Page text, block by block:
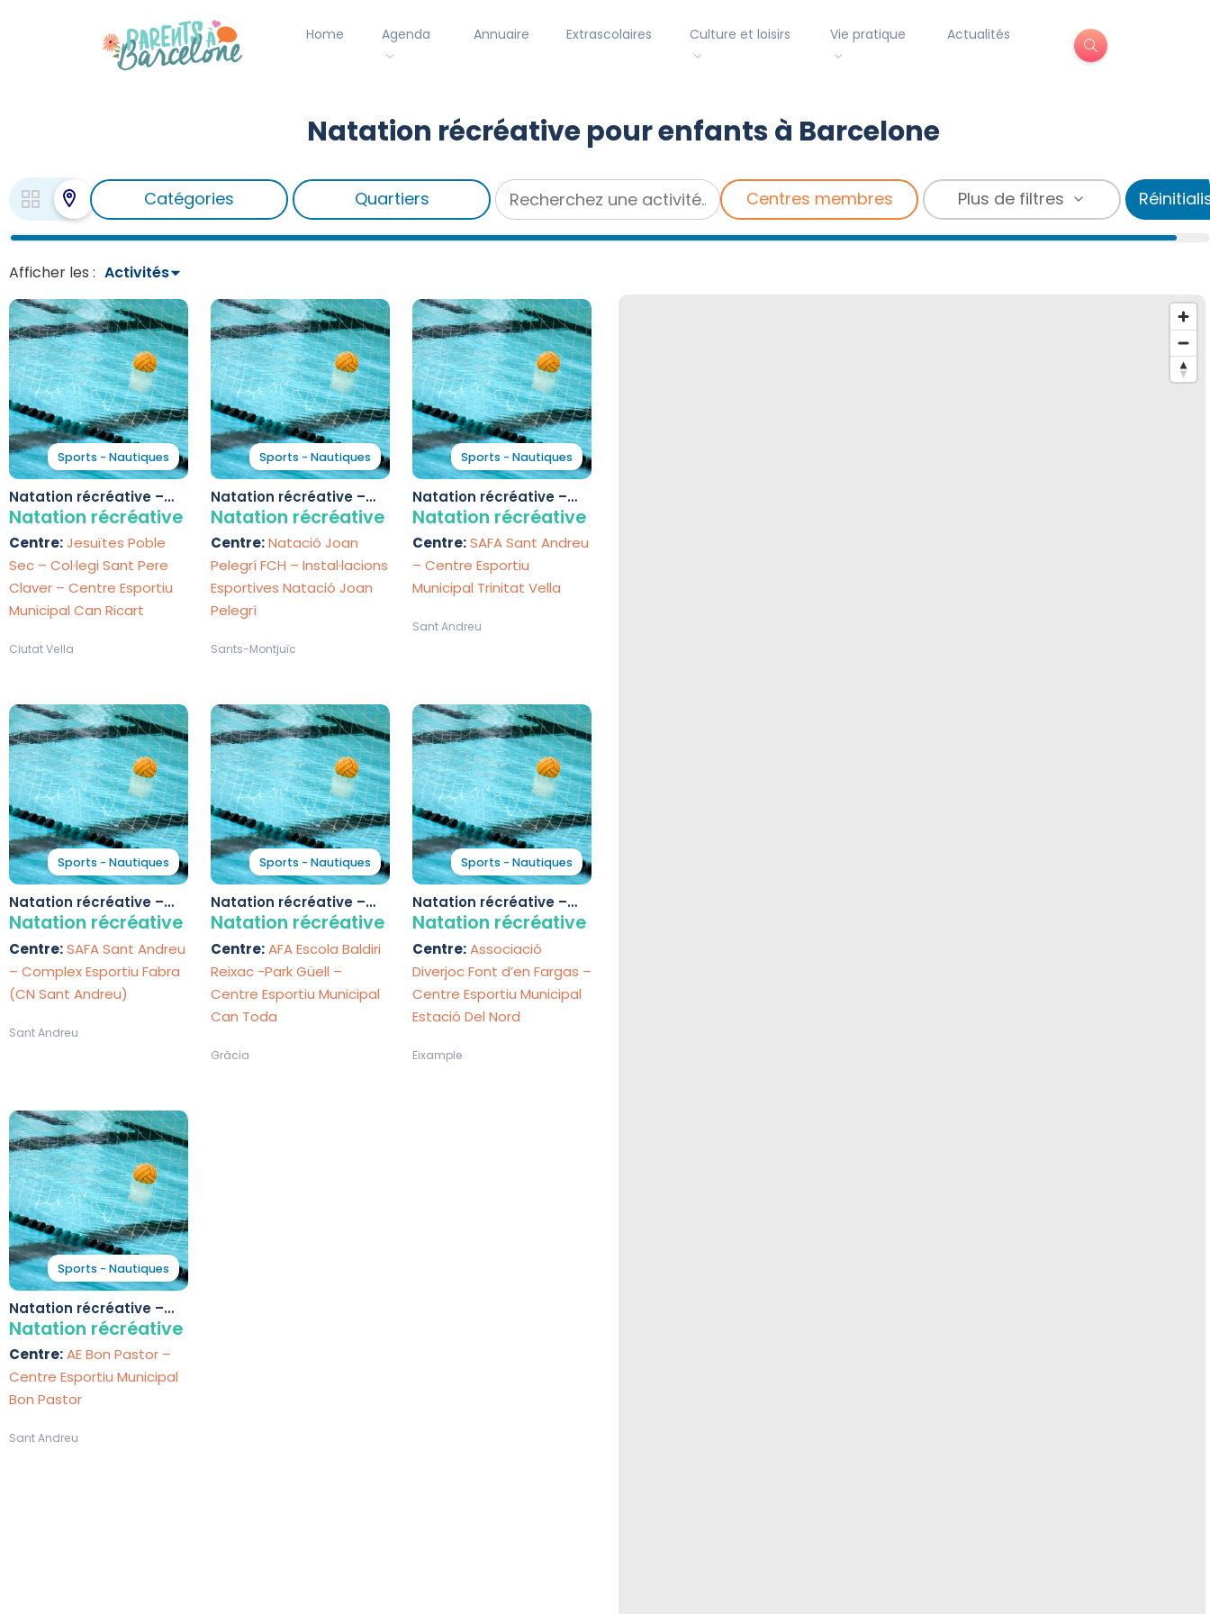
Home Agenda Annuaire Extrascolaires Culture et loisirs Vie pratique Actualités
Natation récréative pour enfants à Barcelone
Catégories Quartiers Centres membres Plus de filtres
Afficher les :
Sports - Nautiques
Natation récréative –
Centre Esportiu
Natation récréative
Centre:Jesuïtes Poble
Sec – Col·legi Sant Pere
Claver – Centre Esportiu
Municipal Can Ricart
Ciutat Vella
Sports - Nautiques
Natation récréative –
Instal·lacions Esportives
Natation récréative
Centre:Natació Joan
Pelegrí FCH – Instal·lacions
Esportives Natació Joan
Pelegrí
Sants-Montjuïc
Sports - Nautiques
Natation récréative –
Centre Esportiu
Natation récréative
Centre:SAFA Sant Andreu
– Centre Esportiu
Municipal Trinitat Vella
Sant Andreu
Sports - Nautiques
Natation récréative –
Complex Esportiu Fabra
Natation récréative
Centre:SAFA Sant Andreu
– Complex Esportiu Fabra
(CN Sant Andreu)
Sant Andreu
Sports - Nautiques
Natation récréative –
Centre Esportiu
Natation récréative
Centre:AFA Escola Baldiri
Reixac -Park Güell –
Centre Esportiu Municipal
Can Toda
Gràcia
Sports - Nautiques
Natation récréative –
Centre Esportiu
Nord
Natation récréative
Centre:Associació
Diverjoc Font d’en Fargas –
Centre Esportiu Municipal
Estació Del Nord
Eixample
Sports - Nautiques
Natation récréative –
Centre Esportiu
Natation récréative
Centre:AE Bon Pastor –
Centre Esportiu Municipal
Bon Pastor
Sant Andreu